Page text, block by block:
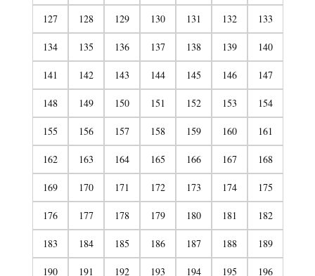
127 128 129 130 131 132 133
134 135 136 137 138 139 140
141 142 143 144 145 146 147
148 149 150 151 152 153 154
155 156 157 158 159 160 161
162 163 164 165 166 167 168
169 170 171 172 173 174 175
176 177 178 179 180 181 182
183 184 185 186 187 188 189
190 191 192 193 194 195 196